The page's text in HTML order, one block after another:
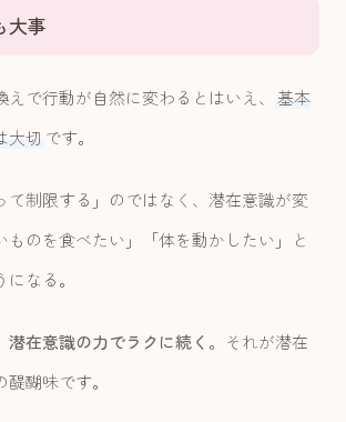
大事
で行動が自然に変わるとはいえ、 基本
大切 です。
て制限する」のではなく、潜在意識が変
ものを食べたい」「体を動かしたい」と
なる。
潜在意識の力でラクに続く 。それが潜在
醐味です。